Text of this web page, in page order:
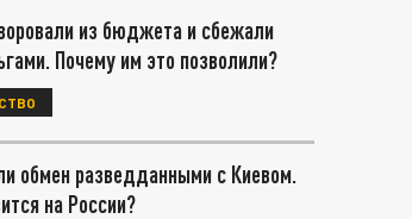
из бюджета и сбежали
Почему им это позволили?
обмен разведданными с Киевом.
на России?